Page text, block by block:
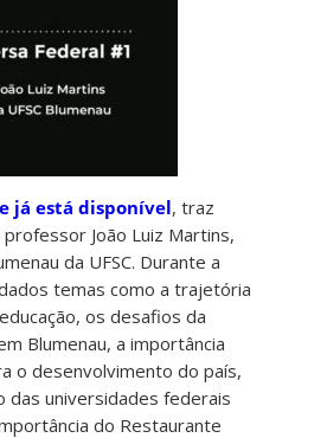
já está disponível, traz
João Luiz Martins,
da UFSC. Durante a
temas como a trajetória
os desafios da
Blumenau, a importância
o desenvolvimento do país,
das universidades federais
do Restaurante